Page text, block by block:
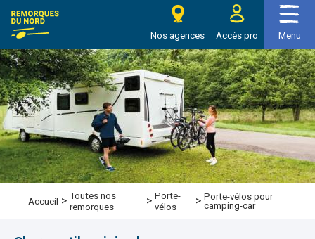
Remorques du nord
Nos agences Accès pro Menu
Accueil > Toutes nos
remorques
> Porte-
vélos
> Porte-vélos pour
camping-car